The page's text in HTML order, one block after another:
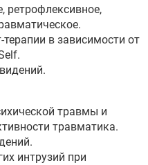
ретрофлексивное,
терапии в зависимости от
травмы и
травматика.
интрузий при